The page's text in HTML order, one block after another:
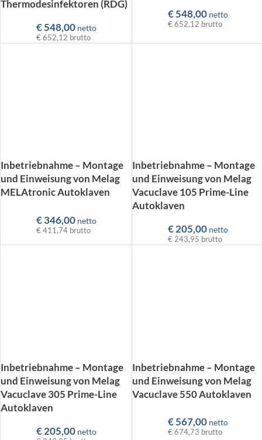
Thermodesinfektoren (RDG)
€548,00 netto
€ 652,12 brutto
€548,00 netto
€ 652,12 brutto
Inbetriebnahme – Montage
und Einweisung von Melag
MELAtronic Autoklaven
€346,00 netto
€ 411,74 brutto
Inbetriebnahme – Montage
und Einweisung von Melag
Vacuclave 105 Prime-Line
Autoklaven
€205,00 netto
€ 243,95 brutto
Inbetriebnahme – Montage
und Einweisung von Melag
Vacuclave 305 Prime-Line
Autoklaven
€205,00 netto
Inbetriebnahme – Montage
und Einweisung von Melag
Vacuclave 550 Autoklaven
€567,00 netto
€ 674,73 brutto